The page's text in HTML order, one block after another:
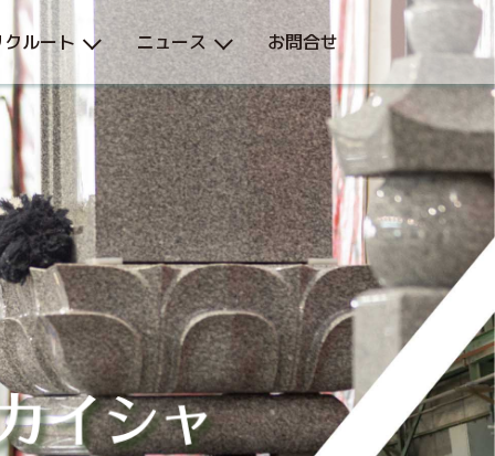
クルート ニュース お問合せ